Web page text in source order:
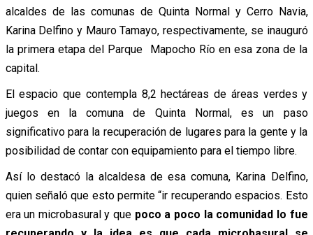
alcaldes de las comunas de Quinta Normal y Cerro Navia,
Karina Delfino y Mauro Tamayo, respectivamente, se inauguró
la primera etapa del Parque Mapocho Río en esa zona de la
capital.
El espacio que contempla 8,2 hectáreas de áreas verdes y
juegos en la comuna de Quinta Normal, es un paso
significativo para la recuperación de lugares para la gente y la
posibilidad de contar con equipamiento para el tiempo libre.
Así lo destacó la alcaldesa de esa comuna, Karina Delfino,
quien señaló que esto permite “ir recuperando espacios. Esto
era un microbasural y que poco a poco la comunidad lo fue